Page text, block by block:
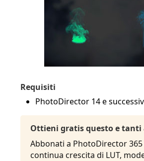
Requisiti
PhotoDirector 14 e
Ottieni gratis questo e tanti
Abbonati a PhotoDirector
continua crescita di LUT,